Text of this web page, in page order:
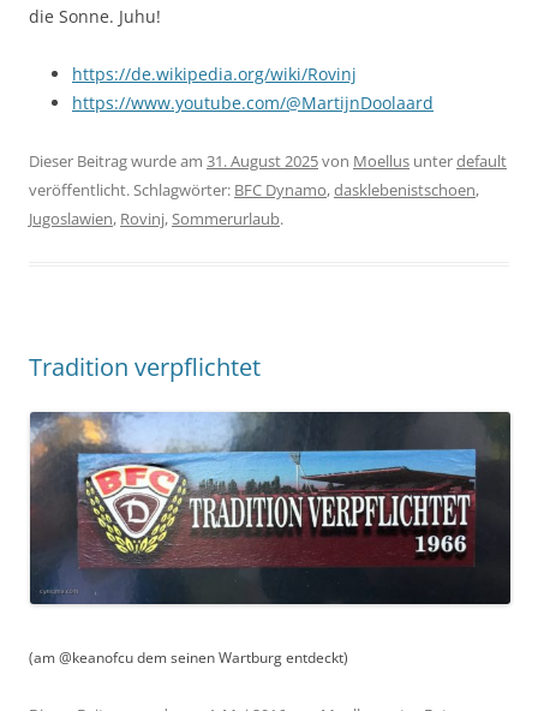
die Sonne. Juhu!
https://de.wikipedia.org/wiki/Rovinj
https://www.youtube.com/@MartijnDoolaard
Dieser Beitrag wurde am 31. August 2025von Moellus unterdefault
veröffentlicht. Schlagwörter: BFC Dynamo,dasklebenistschoen,
Jugoslawien, Rovinj,Sommerurlaub.
Tradition verpflichtet
(am @keanofcu dem seinen Wartburg entdeckt)